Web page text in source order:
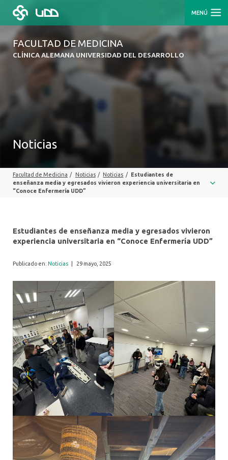
MENÚ
FACULTAD DE MEDICINA
CLÍNICA ALEMANA UNIVERSIDAD DEL DESARROLLO
Noticias
Facultad de Medicina / Noticias / Noticias /
Estudiantes de
enseñanza media y egresados vivieron experiencia universitaria en
“Conoce Enfermería UDD”
Estudiantes de enseñanza media y egresados vivieron
experiencia universitaria en “Conoce Enfermería UDD”
Publicado en: Noticias 29 mayo, 2025